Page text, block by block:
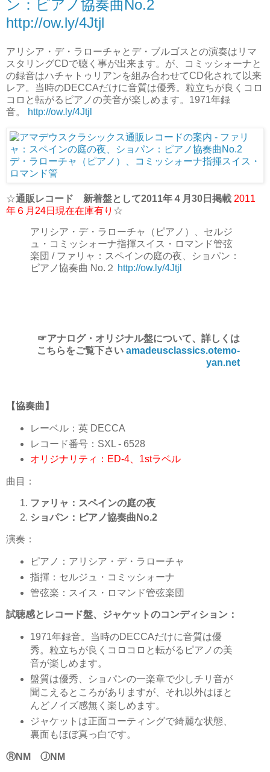
ン：ピアノ協奏曲No.2
http://ow.ly/4Jtjl
アリシア・デ・ラローチャとデ・ブルゴスとの演奏はリマ
スタリングCDで聴く事が出来ます。が、コミッシォーナと
の録音はハチャトゥリアンを組み合わせてCD化されて以来
レア。当時のDECCAだけに音質は優秀。粒立ちが良くコロ
コロと転がるピアノの美音が楽しめます。1971年録
音。
http://ow.ly/4Jtjl
☆通販レコード 新着盤として2011年４月30日掲載 2011
年６月24日現在在庫有り ☆
アリシア・デ・ラローチャ（ピアノ）、セルジ
ュ・コミッシォーナ指揮スイス・ロマンド管弦
楽団 / ファリャ：スペインの庭の夜、ショパン：
ピアノ協奏曲 No.２ http://ow.ly/4Jtjl
☞アナログ・オリジナル盤について、詳しくは
こちらをご覧下さい amadeusclassics.otemo-
yan.net
【協奏曲】
レーベル：英 DECCA
レコード番号：SXL - 6528
オリジナリティ：ED-4、1stラベル
曲目：
ファリャ：スペインの庭の夜
ショパン：ピアノ協奏曲No.2
演奏：
ピアノ：アリシア・デ・ラローチャ
指揮：セルジュ・コミッシォーナ
管弦楽：スイス・ロマンド管弦楽団
試聴感とレコード盤、ジャケットのコンディション：
1971年録音。当時のDECCAだけに音質は優
秀。粒立ちが良くコロコロと転がるピアノの美
音が楽しめます。
盤質は優秀、ショパンの一楽章で少しチリ音が
聞こえるところがありますが、それ以外はほと
んどノイズ感無く楽しめます。
ジャケットは正面コーティングで綺麗な状態、
裏面もほぼ真っ白です。
ⓇNM ⒿNM